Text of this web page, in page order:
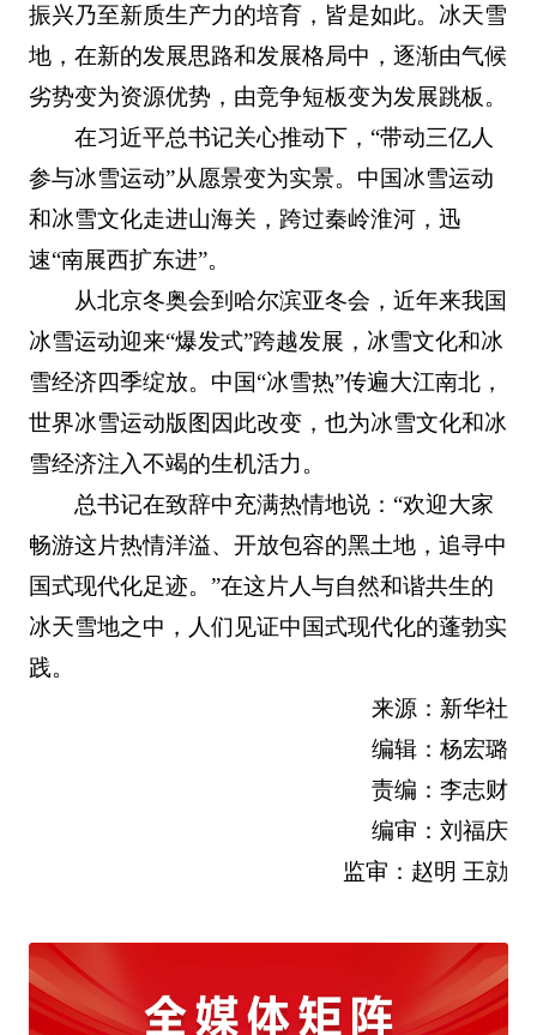
振兴乃至新质生产力的培育，皆是如此。冰天雪
地，在新的发展思路和发展格局中，逐渐由气候
劣势变为资源优势，由竞争短板变为发展跳板。
在习近平总书记关心推动下，“带动三亿人
参与冰雪运动”从愿景变为实景。中国冰雪运动
和冰雪文化走进山海关，跨过秦岭淮河，迅
速“南展西扩东进”。
从北京冬奥会到哈尔滨亚冬会，近年来我国
冰雪运动迎来“爆发式”跨越发展，冰雪文化和冰
雪经济四季绽放。中国“冰雪热”传遍大江南北，
世界冰雪运动版图因此改变，也为冰雪文化和冰
雪经济注入不竭的生机活力。
总书记在致辞中充满热情地说：“欢迎大家
畅游这片热情洋溢、开放包容的黑土地，追寻中
国式现代化足迹。”在这片人与自然和谐共生的
冰天雪地之中，人们见证中国式现代化的蓬勃实
践。
来源：新华社
编辑：杨宏璐
责编：李志财
编审：刘福庆
监审：赵明 王勍